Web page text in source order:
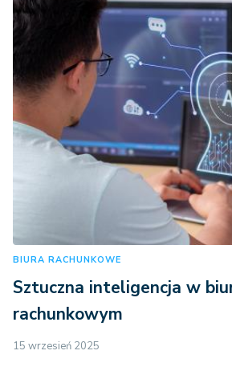
BIURA RACHUNKOWE
Sztuczna inteligencja w
rachunkowym
15 wrzesień 2025